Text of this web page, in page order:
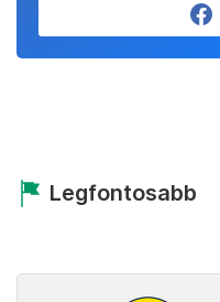
Legfontosabb